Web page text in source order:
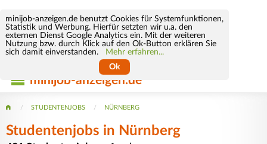
minijob-anzeigen.de benutzt Cookies für Systemfunktionen,
Statistik und Werbung. Hierfür setzten wir u.a. den
externen Dienst Google Analytics ein. Mit der weiteren
Nutzung bzw. durch Klick auf den Ok-Button erklären Sie
sich damit einverstanden.
Mehr erfahren...
Ok
minijob-anzeigen.de
STUDENTENJOBS NÜRNBERG
Studentenjobs in Nürnberg